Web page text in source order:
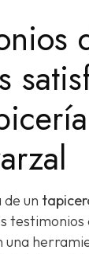
de un
testimonios
una